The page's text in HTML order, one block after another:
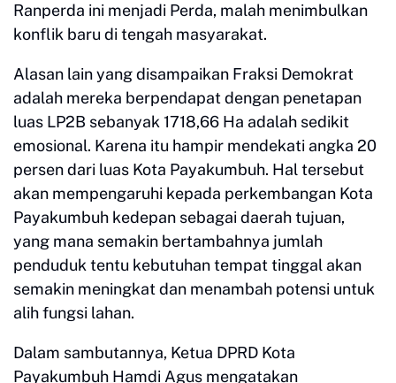
Ranperda ini menjadi Perda, malah menimbulkan
konflik baru di tengah masyarakat.
Alasan lain yang disampaikan Fraksi Demokrat
adalah mereka berpendapat dengan penetapan
luas LP2B sebanyak 1718,66 Ha adalah sedikit
emosional. Karena itu hampir mendekati angka 20
persen dari luas Kota Payakumbuh. Hal tersebut
akan mempengaruhi kepada perkembangan Kota
Payakumbuh kedepan sebagai daerah tujuan,
yang mana semakin bertambahnya jumlah
penduduk tentu kebutuhan tempat tinggal akan
semakin meningkat dan menambah potensi untuk
alih fungsi lahan.
Dalam sambutannya, Ketua DPRD Kota
Payakumbuh Hamdi Agus mengatakan